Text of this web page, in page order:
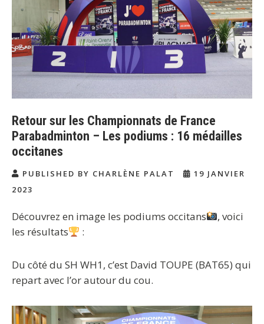
Retour sur les Championnats de France
Parabadminton – Les podiums : 16 médailles
occitanes
PUBLISHED BY CHARLÈNE PALAT
19 JANVIER
2023
Découvrez en image les podiums occitans
, voici
les résultats
:
Du côté du SH WH1, c’est David TOUPE (BAT65) qui
repart avec l’or autour du cou.